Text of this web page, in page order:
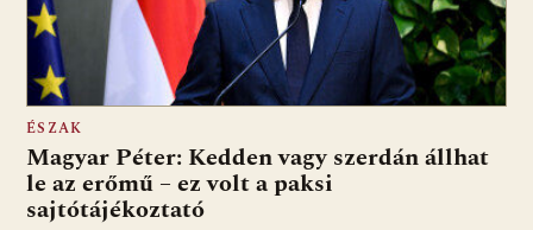
ÉSZAK
Magyar Péter: Kedden vagy szerdán állhat
le az erőmű – ez volt a paksi
sajtótájékoztató